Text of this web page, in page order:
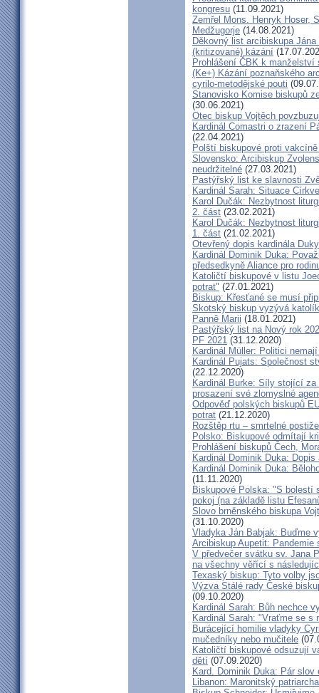
kongresu (11.09.2021)
Zemřel Mons. Henryk Hoser,
Medžugorje (14.08.2021)
Děkovný list arcibiskupa
(kritizované) kázání
Prohlášení ČBK k manželství
(Ke+) Kázání poznaňského
cyrilo-metodějské pouti
Stanovisko Komise biskupů
(30.06.2021)
Otec biskup Vojtěch
Kardinál Comastri o zrazení
(22.04.2021)
Polští biskupové proti
Slovensko: Arcibiskup
neudržitelné (27.03.2021)
Pastýřský list ke slavnosti
Kardinál Sarah: Situace
Karol Dučák: Nezbytnost
2. část (23.02.2021)
Karol Dučák: Nezbytnost
1. část (21.02.2021)
Otevřený dopis kardinála
Kardinál Dominik Duka:
předsedkyně Aliance pro
Katoličtí biskupové v listu
potrat" (27.01.2021)
Biskup: Křesťané se musí
Skotský biskup vyzývá
Panně Marii (18.01.2021)
Pastýřský list na Nový rok
PF 2021 (31.12.2020)
Kardinál Müller: Politici
Kardinál Pujats: Společnost
(22.12.2020)
Kardinál Burke: Síly stojící
prosazení své zlomyslné
Odpověď polských biskupů
potrat (21.12.2020)
Rozštěp rtu – smrtelné
Polsko: Biskupové odmítají
Prohlášení biskupů Čech,
Kardinál Dominik Duka:
Kardinál Dominik Duka:
(11.11.2020)
Biskupové Polska: "S bolestí
pokoj (na základě listu
Slovo brněnského biskupa
(31.10.2020)
Vladyka Ján Babjak: Buďme
Arcibiskup Aupetit: Pandemie
V předvečer svátku sv. Jana
na všechny věřící s
Texaský biskup: Tyto volby
Výzva Stálé rady České
(09.10.2020)
Kardinál Sarah: Bůh nechce
Kardinál Sarah: "Vraťme se s
Burácející homilie vladyky
mučedníky nebo mučitele
Katoličtí biskupové odsuzují
dětí (07.09.2020)
Kard. Dominik Duka: Pár slov
Libanon: Maronitský